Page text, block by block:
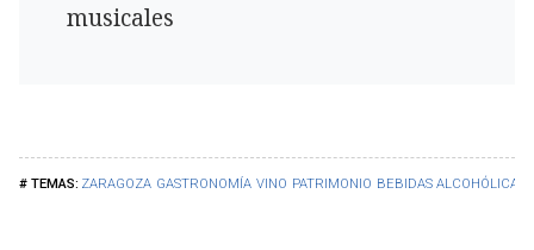
ZARAGOZA GASTRONOMÍA VINO PATRIMONIO BEBIDAS ALCOHÓLICAS
musicales